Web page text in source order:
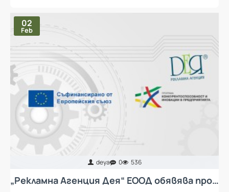
02
Feb
deya 0 536
„Рекламна Агенция Дея“ ЕООД обявява процедура за избор на изпълнител с предмет: Доставка, инсталация и въвеждане в експлоатация на специализирано оборудване за производство на рекламни материали